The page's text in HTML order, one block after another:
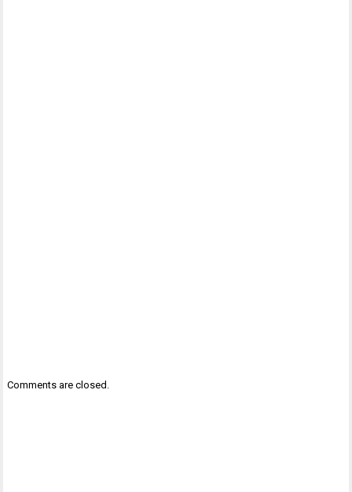
Comments are closed.